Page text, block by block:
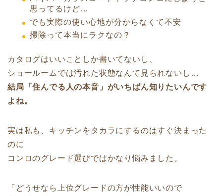
思ってるけど…
でも実際の使い心地が分からなくて不安
掃除って本当にラクなの？
カタログはいいことしか書いてないし、
ショールームでは汚れた状態なんて見られないし…
結局「住んでる人の本音」がいちばん知りたいんです
よね。
実は私も、キッチンをタカラにするのはすぐ決まった
のに
コンロのグレード選びではかなり悩みました。
「どうせなら上位グレードの方が性能いいので